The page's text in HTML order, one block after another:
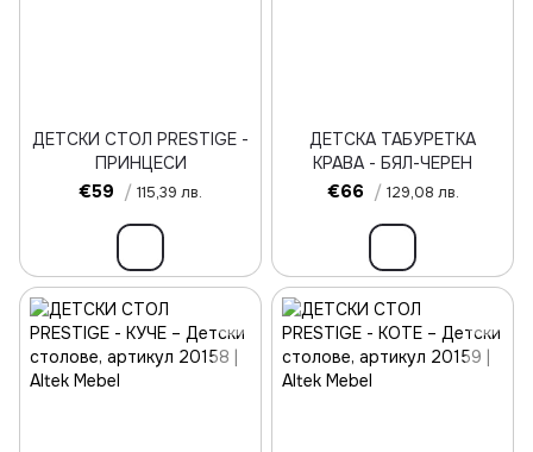
ДЕТСКИ СТОЛ PRESTIGE -
ПРИНЦЕСИ
€59 / 115,39 лв.
ДЕТСКА ТАБУРЕТКА
КРАВА - БЯЛ-ЧЕРЕН
€66 / 129,08 лв.